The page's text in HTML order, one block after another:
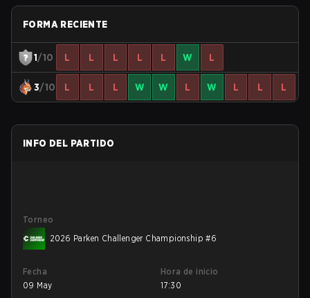
FORMA RECIENTE
1/10 L L L L L W L
3/10 L L L W W L W L L L
INFO DEL PARTIDO
Torneo
2026 Parken Challenger Championship #6
Fecha
09 May
Hora de inicio
17:30